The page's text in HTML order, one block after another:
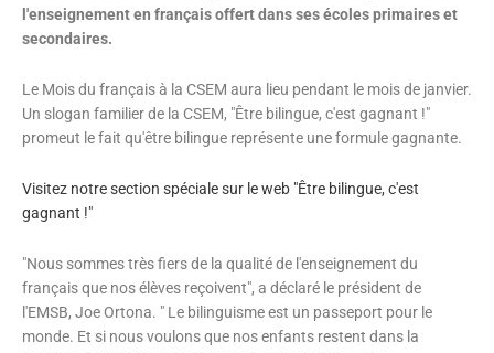
l'enseignement en français offert dans ses écoles primaires et
secondaires.
Le Mois du français à la CSEM aura lieu pendant le mois de janvier.
Un slogan familier de la CSEM, "Être bilingue, c'est gagnant !"
promeut le fait qu'être bilingue représente une formule gagnante.
Visitez notre section spéciale sur le web "Être bilingue, c'est
gagnant !"
"Nous sommes très fiers de la qualité de l'enseignement du
français que nos élèves reçoivent", a déclaré le président de
l'EMSB, Joe Ortona. " Le bilinguisme est un passeport pour le
monde. Et si nous voulons que nos enfants restent dans la